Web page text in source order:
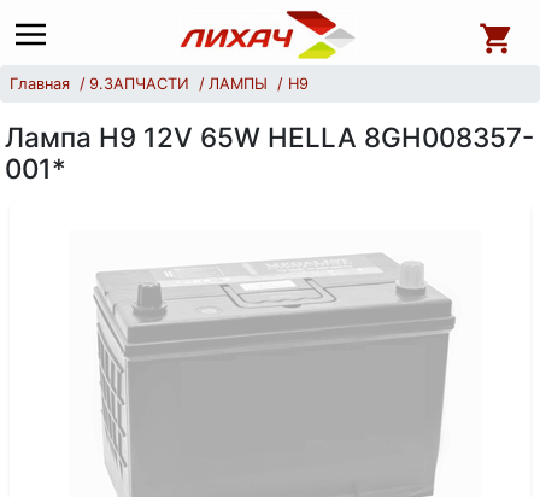
Главная 9.ЗАПЧАСТИ ЛАМПЫ H9
Лампа H9 12V 65W HELLA 8GH008357-
001*